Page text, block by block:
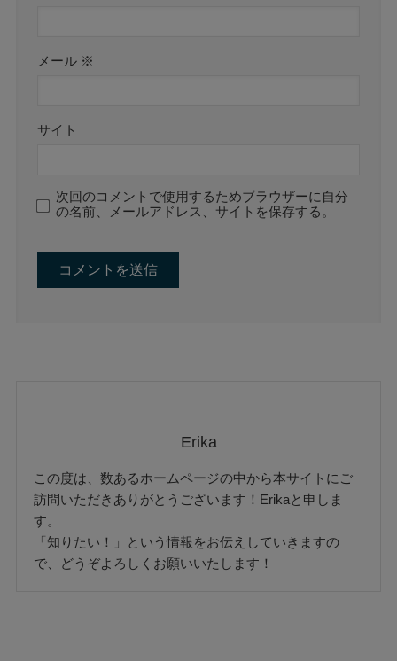
メール ※
サイト
次回のコメントで使用するためブラウザーに自分
の名前、メールアドレス、サイトを保存する。
Erika
この度は、数あるホームページの中から本サイトにご
訪問いただきありがとうございます！Erikaと申しま
す。
「知りたい！」という情報をお伝えしていきますの
で、どうぞよろしくお願いいたします！